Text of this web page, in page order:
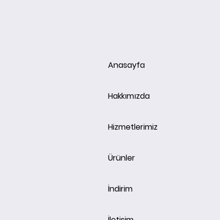
Anasayfa
Hakkımızda
Hizmetlerimiz
Ürünler
İndirim